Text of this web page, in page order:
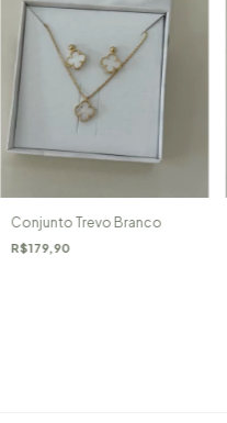
Conjunto Trevo Branco
R$179,90